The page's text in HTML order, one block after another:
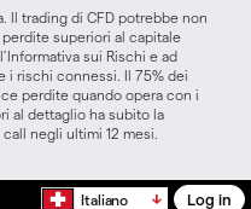
Il trading di CFD potrebbe non
superiori al capitale
sui Rischi e ad
i rischi connessi. Il 75% dei
perdite quando opera con i
al dettaglio ha subito la
negli ultimi 12 mesi.
Italiano Log in